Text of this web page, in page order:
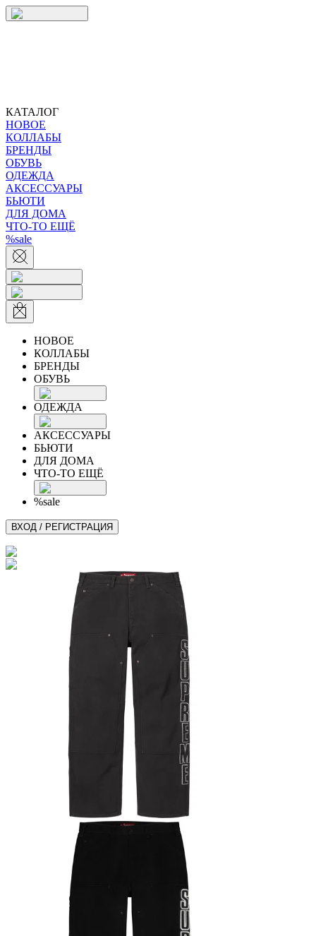
КАТАЛОГ
НОВОЕ
КОЛЛАБЫ
БРЕНДЫ
ОБУВЬ
ОДЕЖДА
АКСЕССУАРЫ
БЬЮТИ
ДЛЯ ДОМА
ЧТО-ТО ЕЩЁ
%sale
НОВОЕ
КОЛЛАБЫ
БРЕНДЫ
ОБУВЬ
ОДЕЖДА
АКСЕССУАРЫ
БЬЮТИ
ДЛЯ ДОМА
ЧТО-ТО ЕЩЁ
%sale
ВХОД / РЕГИСТРАЦИЯ